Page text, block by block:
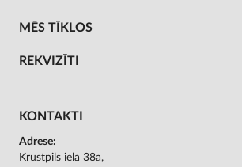
MĒS TĪKLOS
REKVIZĪTI
KONTAKTI
Adrese:
Krustpils iela 38a,